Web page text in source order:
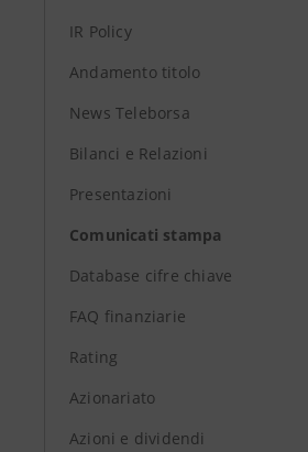
IR Policy
Andamento titolo
News Teleborsa
Bilanci e Relazioni
Presentazioni
Comunicati stampa
Database cifre chiave
FAQ finanziarie
Rating
Azionariato
Azioni e dividendi